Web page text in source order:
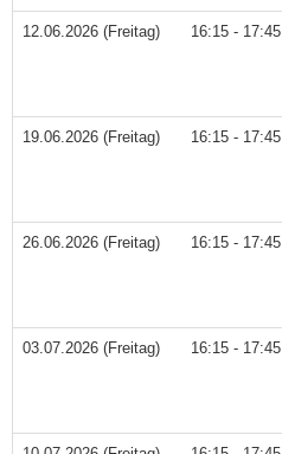
12.06.2026 (Freitag) 16:15 - 17:45
19.06.2026 (Freitag) 16:15 - 17:45
26.06.2026 (Freitag) 16:15 - 17:45
03.07.2026 (Freitag) 16:15 - 17:45